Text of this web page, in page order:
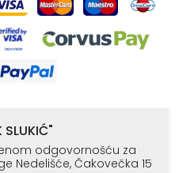
SLUKIĆ"
odgovornošću za
Nedelišće, Čakovečka 15